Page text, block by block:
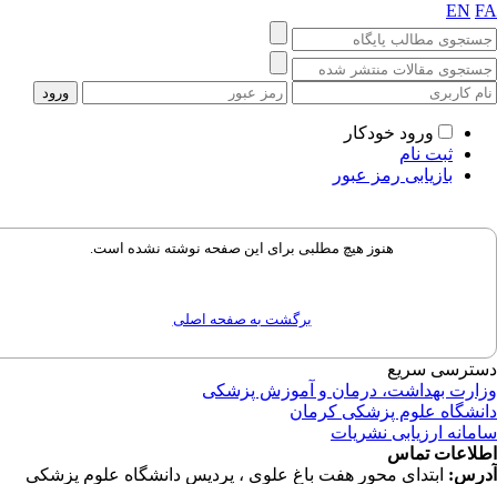
EN
ورود خودکار
ثبت نام
بازیابی رمز عبور
هنوز هیچ مطلبی برای این صفحه نوشته نشده است.
برگشت به صفحه اصلی
سریع
بهداشت، درمان و آموزش پزشکی
علوم پزشکی کرمان
ارزیابی نشریات
تماس
ابتدای محور هفت باغ علوی ، پردیس دانشگاه علوم پزشکی